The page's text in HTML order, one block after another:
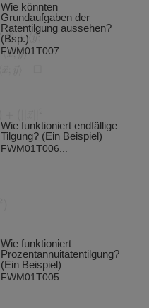
Wie könnten
Grundaufgaben der
Ratentilgung aussehen?
(Bsp.)
FWM01T007...
Wie funktioniert endfällige
Tilgung? (Ein Beispiel)
FWM01T006...
Wie funktioniert
Prozentannuitätentilgung?
(Ein Beispiel)
FWM01T005...